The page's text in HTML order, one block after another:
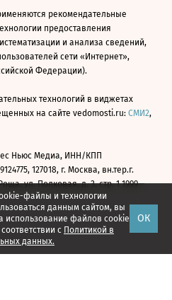
файлы и технологии
данным сайтом, вы
использование файлов cookie
с Политикой в
данных.
ОК
рекомендательные
предоставления
и анализа сведений,
сети «Интернет»,
Федерации).
технологий в виджетах
на сайте vedomosti.ru: СМИ2,
Ньюс Медиа, ИНН/КПП
127018, г. Москва, вн.тер.г.
ул. Полковая, д. 3, стр. 1 1999—